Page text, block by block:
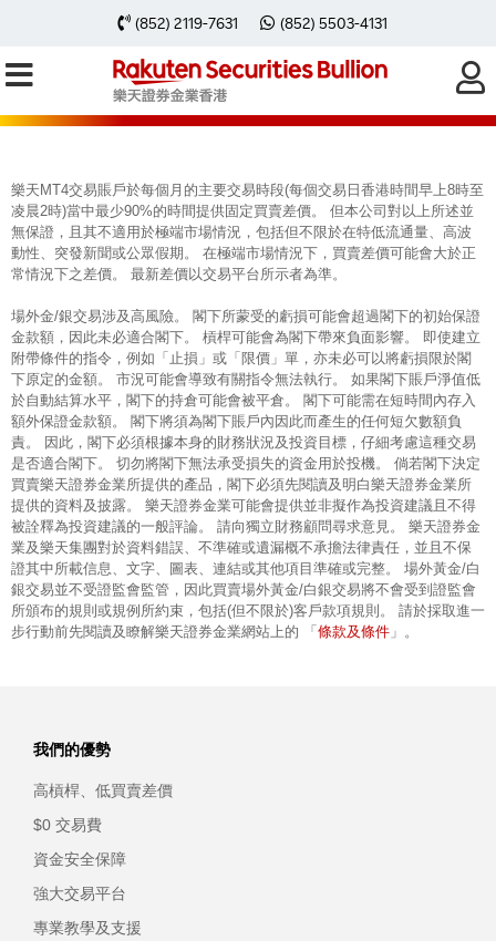
(852) 2119-7631 (852) 5503-4131
每周黃金分析 20230403
樂天MT4交易賬戶於每個月的主要交易時段(每個交易日香港時間早上8時至
凌晨2時)當中最少90%的時間提供固定買賣差價。 但本公司對以上所述並
無保證，且其不適用於極端市場情況，包括但不限於在特低流通量、高波
動性、突發新聞或公眾假期。 在極端市場情況下，買賣差價可能會大於正
常情況下之差價。 最新差價以交易平台所示者為準。
場外金/銀交易涉及高風險。 閣下所蒙受的虧損可能會超過閣下的初始保證
金款額，因此未必適合閣下。 槓桿可能會為閣下帶來負面影響。 即使建立
附帶條件的指令，例如「止損」或「限價」單，亦未必可以將虧損限於閣
下原定的金額。 市況可能會導致有關指令無法執行。 如果閣下賬戶淨值低
於自動結算水平，閣下的持倉可能會被平倉。 閣下可能需在短時間內存入
額外保證金款額。 閣下將須為閣下賬戶內因此而產生的任何短欠數額負
責。 因此，閣下必須根據本身的財務狀況及投資目標，仔細考慮這種交易
是否適合閣下。 切勿將閣下無法承受損失的資金用於投機。 倘若閣下決定
買賣樂天證券金業所提供的產品，閣下必須先閱讀及明白樂天證券金業所
提供的資料及披露。 樂天證券金業可能會提供並非擬作為投資建議且不得
被詮釋為投資建議的一般評論。 請向獨立財務顧問尋求意見。 樂天證券金
業及樂天集團對於資料錯誤、不準確或遺漏概不承擔法律責任，並且不保
證其中所載信息、文字、圖表、連結或其他項目準確或完整。 場外黃金/白
銀交易並不受證監會監管，因此買賣場外黃金/白銀交易將不會受到證監會
所頒布的規則或規例所約束，包括(但不限於)客戶款項規則。 請於採取進一
步行動前先閱讀及瞭解樂天證券金業網站上的 「 條款及條件 」。
我們的優勢
高槓桿、低買賣差價
$0 交易費
資金安全保障
強大交易平台
專業教學及支援